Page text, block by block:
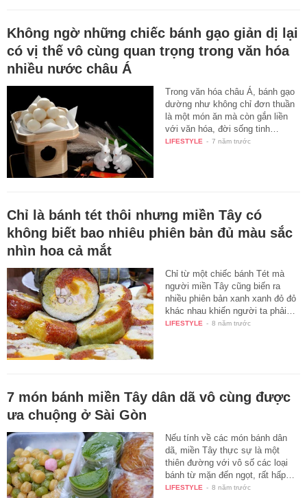
Không ngờ những chiếc bánh gạo giản dị lại
có vị thế vô cùng quan trọng trong văn hóa
nhiều nước châu Á
Trong văn hóa châu Á, bánh gạo
dường như không chỉ đơn thuần
là một món ăn mà còn gắn liền
với văn hóa, đời sống tinh…
LIFESTYLE - 7 năm trước
Chỉ là bánh tét thôi nhưng miền Tây có
không biết bao nhiêu phiên bản đủ màu sắc
nhìn hoa cả mắt
Chỉ từ một chiếc bánh Tét mà
người miền Tây cũng biến ra
nhiều phiên bản xanh xanh đỏ đỏ
khác nhau khiến người ta phải…
LIFESTYLE - 8 năm trước
7 món bánh miền Tây dân dã vô cùng được
ưa chuộng ở Sài Gòn
Nếu tính về các món bánh dân
dã, miền Tây thực sự là một
thiên đường với vô số các loại
bánh từ mặn đến ngọt, rất hấp…
LIFESTYLE - 8 năm trước